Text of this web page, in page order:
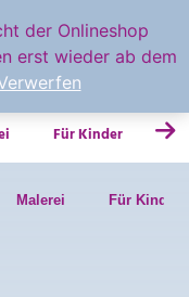
der Onlineshop
erst wieder ab dem
0.00€
Für Kinder
Malerei Für Kinder